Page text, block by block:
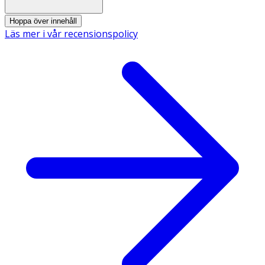
Hoppa över innehåll
Läs mer i vår recensionspolicy